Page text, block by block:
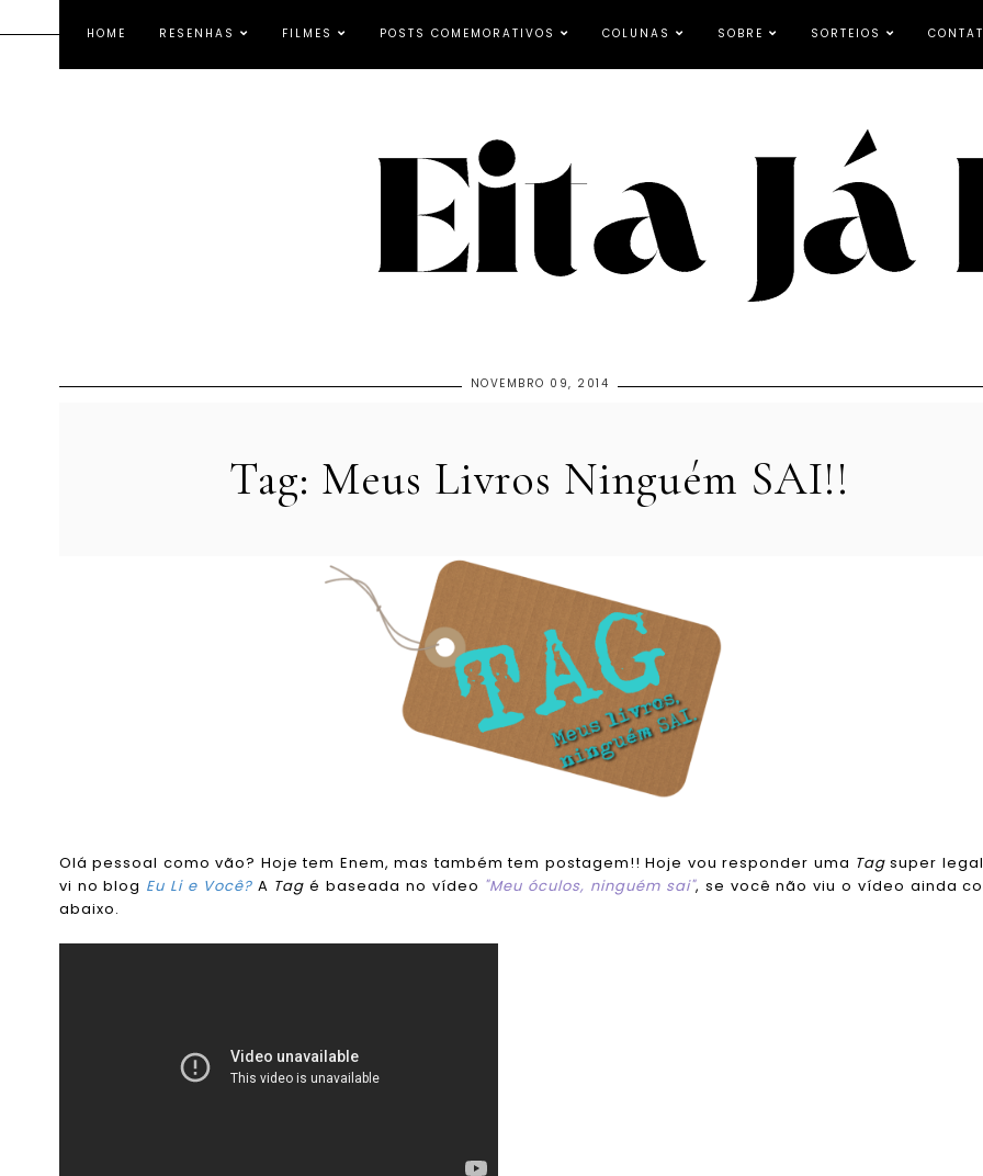
HOME RESENHAS FILMES POSTS COMEMORATIVOS COLUNAS SOBRE SORTEIOS
NOVEMBRO 09, 2014
Tag: Meus Livros Ninguém SAI!!
Olá pessoal como vão? Hoje tem Enem, mas também tem postagem!! Hoje vou responder uma Tag super
vi no blog Eu Li e Você?A Tag é baseada no vídeo "Meu óculos, ninguém sai", se você não viu o vídeo ainda
abaixo.